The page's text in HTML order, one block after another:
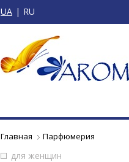
UA RU
Главная Парфюмерия
для женщин